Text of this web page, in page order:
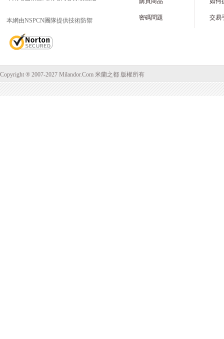
本網由NSPCN團隊提供技術防禦 密碼問題 交易
Copyright ® 2007-2027 Milandor.Com 米蘭之都 版權所有